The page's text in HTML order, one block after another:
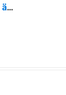
Volkswagen Caddy Maxi Life 7-Seater 2.0 TDI BMT AUTO MOMS 1 ägare